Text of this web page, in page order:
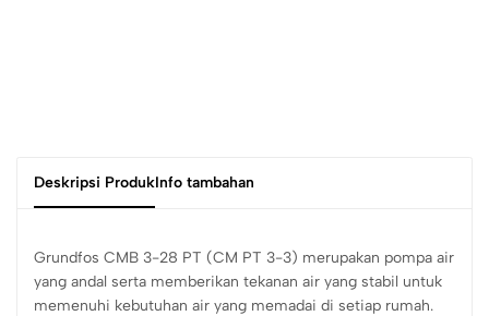
Deskripsi ProdukInfo tambahan
Grundfos CMB 3-28 PT (CM PT 3-3) merupakan pompa air
yang andal serta memberikan tekanan air yang stabil untuk
memenuhi kebutuhan air yang memadai di setiap rumah.